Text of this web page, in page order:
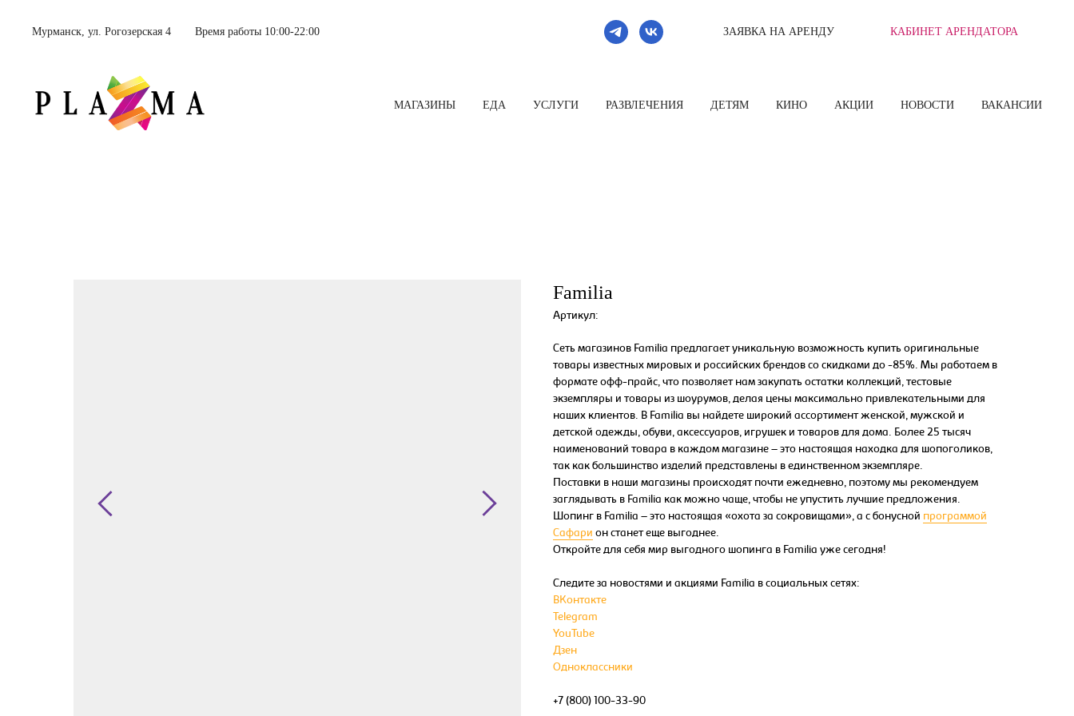
Мурманск, ул. Рогозерская 4 Время работы 10:00-22:00 ЗАЯВКА НА АРЕНДУ КАБИНЕТ АРЕНДАТОРА
МАГАЗИНЫ ЕДА УСЛУГИ РАЗВЛЕЧЕНИЯ ДЕТЯМ КИНО АКЦИИ НОВОСТИ ВАКАНСИИ
Familia
Артикул:
Сеть магазинов Familia предлагает уникальную возможность купить оригинальные
товары известных мировых и российских брендов со скидками до -85%. Мы работаем в
формате офф-прайс, что позволяет нам закупать остатки коллекций, тестовые
экземпляры и товары из шоурумов, делая цены максимально привлекательными для
наших клиентов. В Familia вы найдете широкий ассортимент женской, мужской и
детской одежды, обуви, аксессуаров, игрушек и товаров для дома. Более 25 тысяч
наименований товара в каждом магазине – это настоящая находка для шопоголиков,
так как большинство изделий представлены в единственном экземпляре.
Поставки в наши магазины происходят почти ежедневно, поэтому мы рекомендуем
заглядывать в Familia как можно чаще, чтобы не упустить лучшие предложения.
Шопинг в Familia – это настоящая «охота за сокровищами», а с бонусной программой
Сафари он станет еще выгоднее.
Откройте для себя мир выгодного шопинга в Familia уже сегодня!
Следите за новостями и акциями Familia в социальных сетях:
ВКонтакте
Telegram
YouTube
Дзен
Одноклассники
+7 (800) 100-33-90